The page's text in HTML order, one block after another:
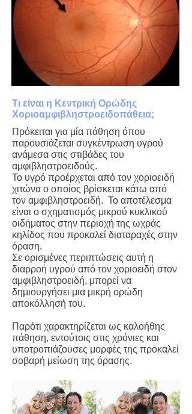
Τι είναι η Κεντρική Ορώδης
Χοριοαμφιβληστροειδοπάθεια;
Πρόκειται για μία πάθηση όπου
παρουσιάζεται συγκέντρωση υγρού
ανάμεσα στις στιβάδες του
αμφιβληστροειδούς.
Το υγρό προέρχεται από τον χοριοειδή
χιτώνα ο οποίος βρίσκεται κάτω από
τον αμφιβληστροειδή. Το αποτέλεσμα
είναι ο σχηματισμός μικρού κυκλικού
οιδήματος στην περιοχή της ωχράς
κηλίδος που προκαλεί διαταραχές στην
όραση.
Σε ορισμένες περιπτώσεις αυτή η
διαρροή υγρού από τον χοριοειδή στον
αμφιβληστροειδή, μπορεί να
δημιουργήσει μια μικρή ορώδη
αποκόλλησή του.
Παρότι χαρακτηρίζεται ως καλοήθης
πάθηση, εντούτοις στις χρόνιες και
υποτροπιάζουσες μορφές της προκαλεί
σοβαρή μείωση της όρασης.